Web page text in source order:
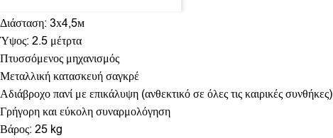
Διάσταση: 3х4,5м
Ύψος: 2.5 μέτρτα
Πτυσσόμενος μηχανισμός
Μεταλλική κατασκευή σαγκρέ
Αδιάβροχο πανί με επικάλυψη (ανθεκτικό σε όλες τις καιρικές συνθήκες)
Γρήγορη και εύκολη συναρμολόγηση
Βάρος: 25 kg